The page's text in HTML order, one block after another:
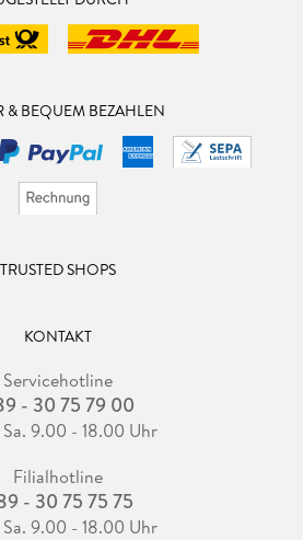
& BEQUEM BEZAHLEN
TRUSTED SHOPS
KONTAKT
Servicehotline
- 30 75 79 00
9.00 - 18.00 Uhr
Filialhotline
- 30 75 75 75
9.00 - 18.00 Uhr